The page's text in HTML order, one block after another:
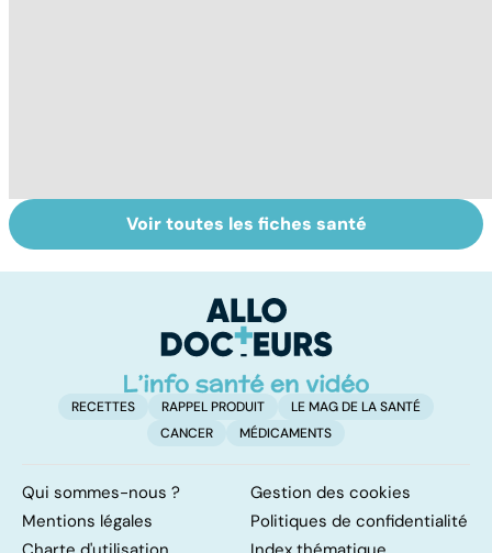
La tuberculose
pulmonaire
Rougeole :
l'importance de
Voir toutes les fiches santé
RECETTES RAPPEL PRODUIT
LE MAG DE LA SANTÉ
CANCER
MÉDICAMENTS
Qui sommes-nous ?
Gestion des cookies
Mentions légales
Politiques de confidentialité